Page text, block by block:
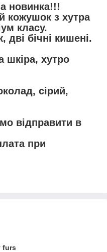
новинка!!!
кожушок з хутра
класу.
дві бічні кишені.
шкіра, хутро
сірий,
відправити в
при
furs